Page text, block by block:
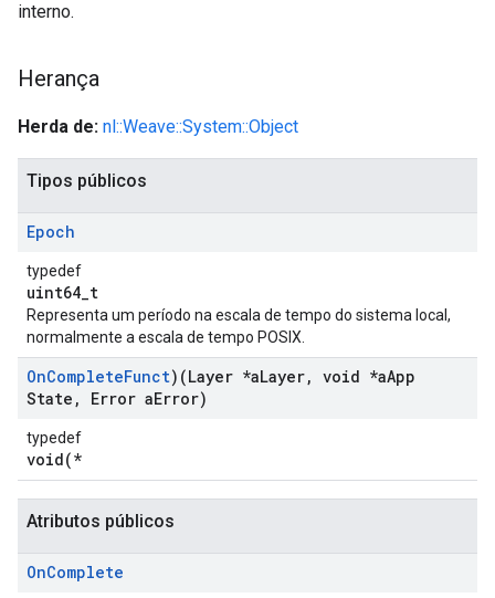
interno.
Herança
Herda de: nl::Weave::System::Object
Tipos públicos
Epoch
typedef
uint64_t
Representa um período na escala de tempo do sistema local,
normalmente a escala de tempo POSIX.
OnCompleteFunct)(Layer *aLayer, void *aApp
State , Error aError)
typedef
void(*
Atributos públicos
OnComplete